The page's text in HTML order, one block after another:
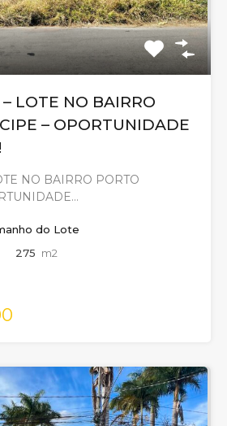
LOTE NO BAIRRO
– OPORTUNIDADE
NO BAIRRO PORTO
do Lote
275 m2